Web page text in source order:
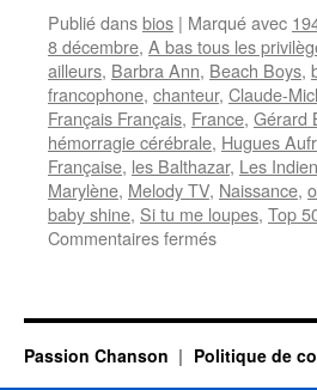
Publié dansbios | Marqué avec
8 décembre, A bas tous les
ailleurs, Barbra Ann, Beach Boys,
francophone, chanteur, Claude-
Français Français, France, Gérard
hémorragie cérébrale, Hugues
Française, les Balthazar, Les
Marylène, Melody TV, Naissance,
baby shine, Si tu me loupes, Top
Commentaires ferméssur
Passion Chanson Politique de